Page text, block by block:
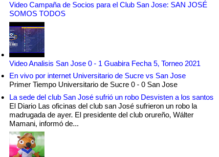
Video Campaña de Socios para el Club San Jose: SAN JOSÉ
SOMOS TODOS
Video Analisis San Jose 0 - 1 Guabira Fecha 5, Torneo 2021
En vivo por internet Universitario de Sucre vs San Jose
Primer Tiempo Universitario de Sucre 0 - 0 San Jose
La sede del club San José sufrió un robo Desvisten a los santos
El Diario Las oficinas del club san José sufrieron un robo la
madrugada de ayer. El presidente del club orureño, Wálter
Mamani, informó de...